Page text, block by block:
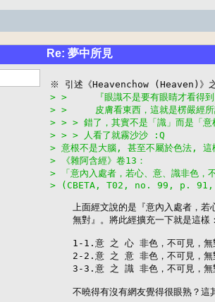
Re: 夢中所見
> >     『眼識不是要有眼睛才看得到
> >     皮膚看東西，這就是楞嚴經所
> > > 錯了，其實不是「識」而是「意
> > > 人看了就霧沙沙 :Q
> 意根不是大腦, 甚至不屬於色法, 這
> 《雜阿含經》卷13：
> 「意內入處者，若心、意、識非色，
> (CBETA, T02, no. 99, p.
上面經文說的是『意內入處者，若
無對』。將此經擴充一下就是這樣
1-1.意 之 心 非色，不可見，無
2-2.意 之 意 非色，不可見，無
3-3.意 之 識 非色，不可見，無
不曉得有沒有網友覺得很眼熟？這